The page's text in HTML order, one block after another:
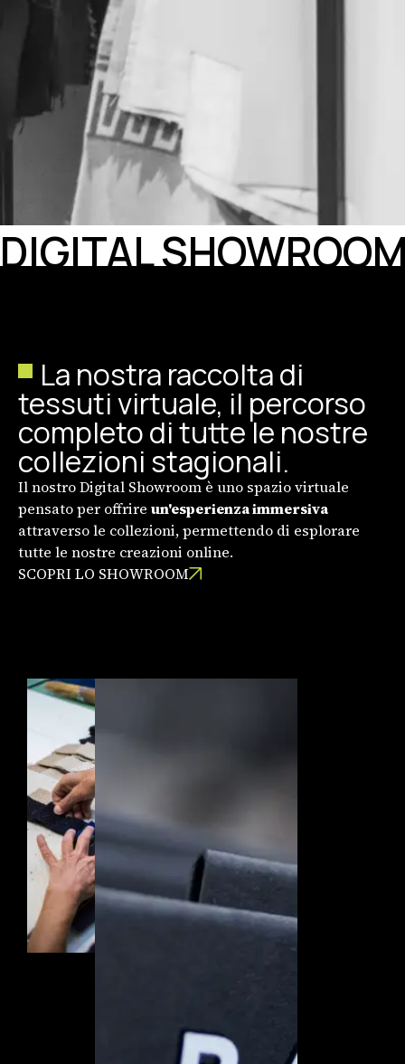
DIGITAL
La nostra raccolta di
tessuti virtuale, il percorso
completo di tutte le nostre
collezioni stagionali.
Il nostro Digital Showroom è uno spazio virtuale
pensato per offrire un'esperienza immersiva
attraverso le collezioni, permettendo di esplorare
tutte le nostre creazioni online.
SCOPRI LO SHOWROOM